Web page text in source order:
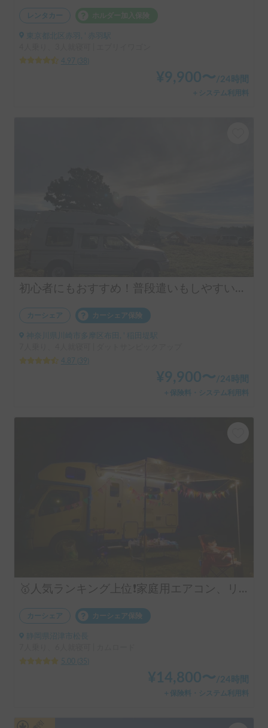
レンタカー
東京都北区赤羽, ' 赤羽駅
4.97
38
¥9,900〜 /24時間
＋システム利用料
初心者にもおすすめ！普段遣いもしやすいピックアップトラックキャンピングカー！
カーシェア カーシェア保険
神奈川県川崎市多摩区布田, ' 稲田堤駅
4.87
39
¥9,900〜/24時間
＋保険料・システム利用料
🥇人気ランキング上位❗️家庭用エアコン、リチウムバッテリー、キッチン設備有り！事前見学ok!フル装備のキャンピングカー‼️
カーシェア カーシェア保険
5.00
35
¥ 14,800〜/24時間
＋保険料・システム利用料